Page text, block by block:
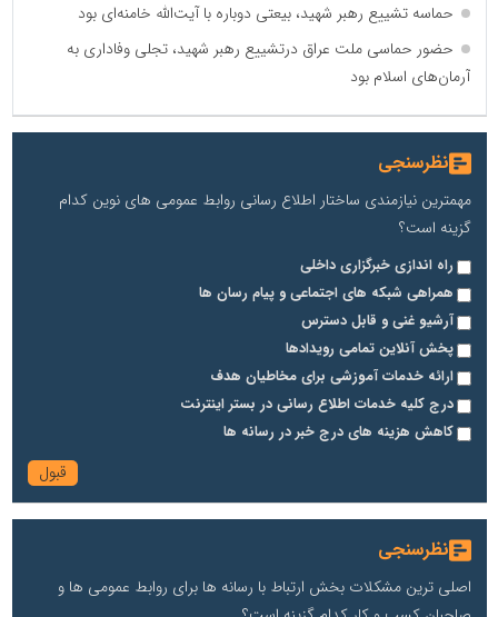
حماسه تشییع رهبر شهید، بیعتی دوباره با آیت‌الله خامنه‌ای بود
حضور حماسی ملت عراق درتشییع رهبر شهید، تجلی وفاداری به
آرمان‌های اسلام بود
نظرسنجی
مهمترین نیازمندی ساختار اطلاع رسانی روابط عمومی های نوین کدام
گزینه است؟
راه اندازی خبرگزاری داخلی
همراهی شبکه های اجتماعی و پیام رسان ها
آرشیو غنی و قابل دسترس
پخش آنلاین تمامی رویدادها
ارائه خدمات آموزشی برای مخاطیان هدف
درج کلیه خدمات اطلاع رسانی در بستر اینترنت
کاهش هزینه های درج خبر در رسانه ها
نظرسنجی
اصلی ترین مشکلات بخش ارتباط با رسانه ها برای روابط عمومی ها و